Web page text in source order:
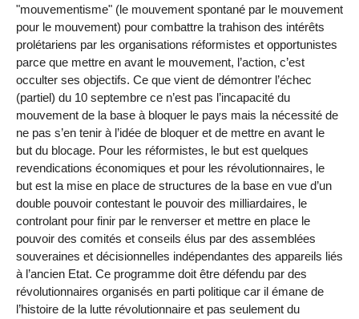
"mouvementisme" (le mouvement spontané par le mouvement
pour le mouvement) pour combattre la trahison des intérêts
prolétariens par les organisations réformistes et opportunistes
parce que mettre en avant le mouvement, l’action, c’est
occulter ses objectifs. Ce que vient de démontrer l’échec
(partiel) du 10 septembre ce n’est pas l’incapacité du
mouvement de la base à bloquer le pays mais la nécessité de
ne pas s’en tenir à l’idée de bloquer et de mettre en avant le
but du blocage. Pour les réformistes, le but est quelques
revendications économiques et pour les révolutionnaires, le
but est la mise en place de structures de la base en vue d’un
double pouvoir contestant le pouvoir des milliardaires, le
controlant pour finir par le renverser et mettre en place le
pouvoir des comités et conseils élus par des assemblées
souveraines et décisionnelles indépendantes des appareils liés
à l’ancien Etat. Ce programme doit être défendu par des
révolutionnaires organisés en parti politique car il émane de
l’histoire de la lutte révolutionnaire et pas seulement du